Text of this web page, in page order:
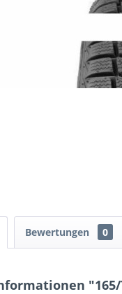
Bewertungen 0
"165/